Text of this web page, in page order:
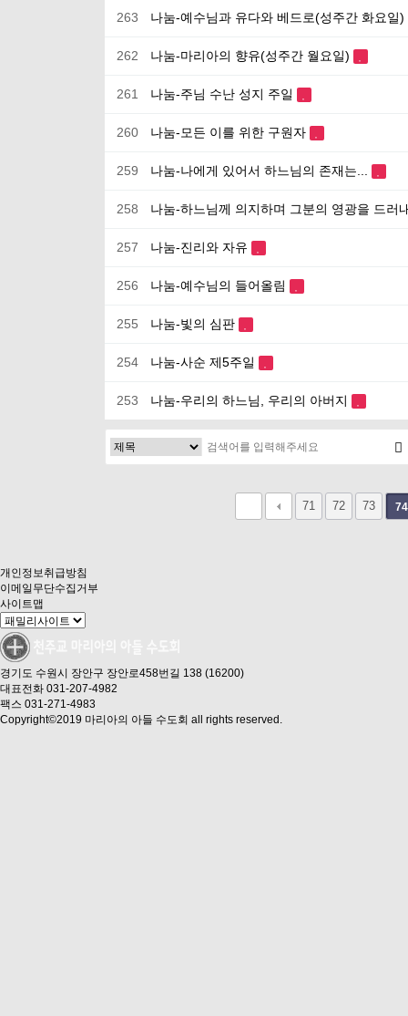
263 나눔-예수님과 유다와 베드로(성주간 화요일)
262 나눔-마리아의 향유(성주간 월요일)
261 나눔-주님 수난 성지 주일
260 나눔-모든 이를 위한 구원자
259 나눔-나에게 있어서 하느님의 존재는...
258 나눔-하느님께 의지하며 그분의 영광을 드러
257 나눔-진리와 자유
256 나눔-예수님의 들어올림
255 나눔-빛의 심판
254 나눔-사순 제5주일
253 나눔-우리의 하느님, 우리의 아버지
71 72 73 74
개인정보취급방침
이메일무단수집거부
사이트맵
경기도 수원시 장안구 장안로458번길 138 (16200)
대표전화 031-207-4982
팩스 031-271-4983
Copyright©2019 마리아의 아들 수도회 all rights reserved.